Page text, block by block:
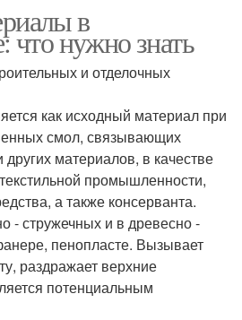
строительства
в
что нужно знать
и отделочных
как исходный материал при
смол, связывающих
материалов, в качестве
промышленности,
а также консерванта.
- стружечных и в древесно -
пенопласте. Вызывает
раздражает верхние
потенциальным